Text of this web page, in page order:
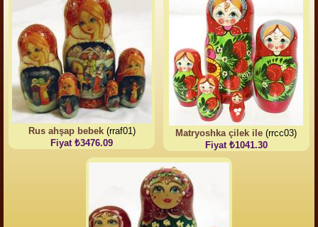
Rus ahşap bebek(rraf01)
Fiyat ₺3476.09
Matryoshka çilek ile (rrcc03)
Fiyat ₺1041.30